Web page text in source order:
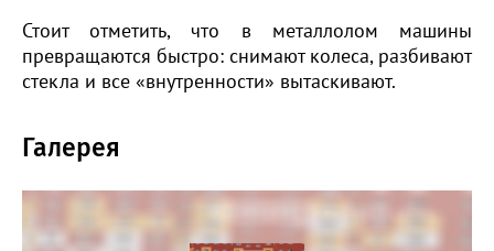
Стоит отметить, что в металлолом машины
превращаются быстро: снимают колеса, разбивают
стекла и все «внутренности» вытаскивают.
Галерея